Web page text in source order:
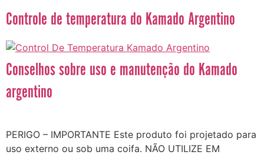
Controle de temperatura do Kamado Argentino
Conselhos sobre uso e manutenção do Kamado
argentino
PERIGO – IMPORTANTE Este produto foi projetado para
uso externo ou sob uma coifa. NÃO UTILIZE EM